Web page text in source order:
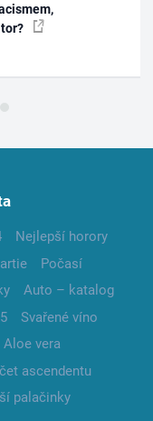
Nejlepší horory
Počasí
Auto – katalog
Svařené víno
Aloe vera
ascendentu
palačinky